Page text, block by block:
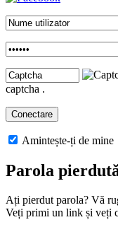
captcha .
Amintește-ți de mine
Parola
Ați pierdut parola? Vă
Veți primi un link și veți